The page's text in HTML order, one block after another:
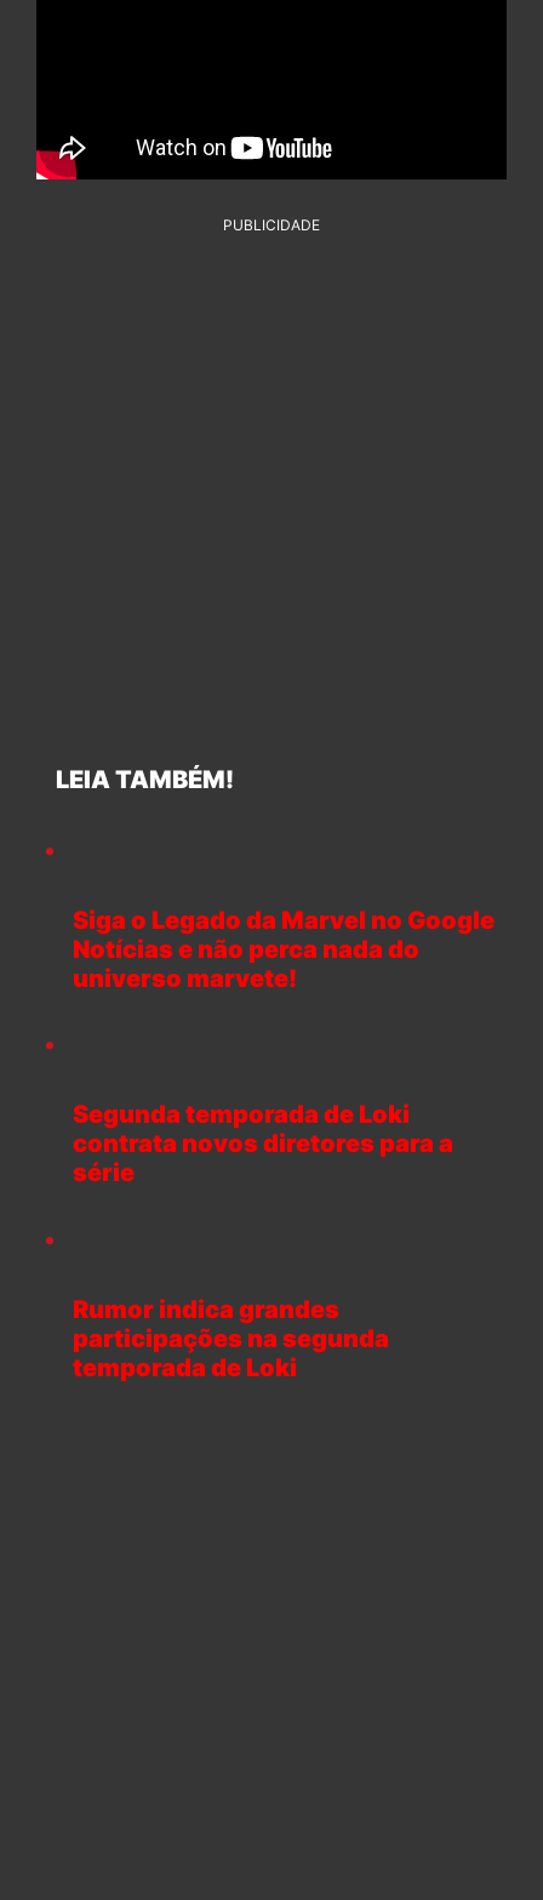
PUBLICIDADE
LEIA TAMBÉM!
Siga o Legado da Marvel no Google
Notícias e não perca nada do
universo marvete!
Segunda temporada de Loki
contrata novos diretores para a
série
Rumor indica grandes
participações na segunda
temporada de Loki